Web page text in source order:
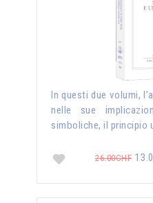
In questi due volumi,
nelle sue
simboliche, il principio
26.00CHF